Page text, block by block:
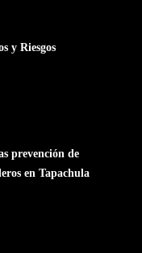
y Riesgos
prevención de
en Tapachula